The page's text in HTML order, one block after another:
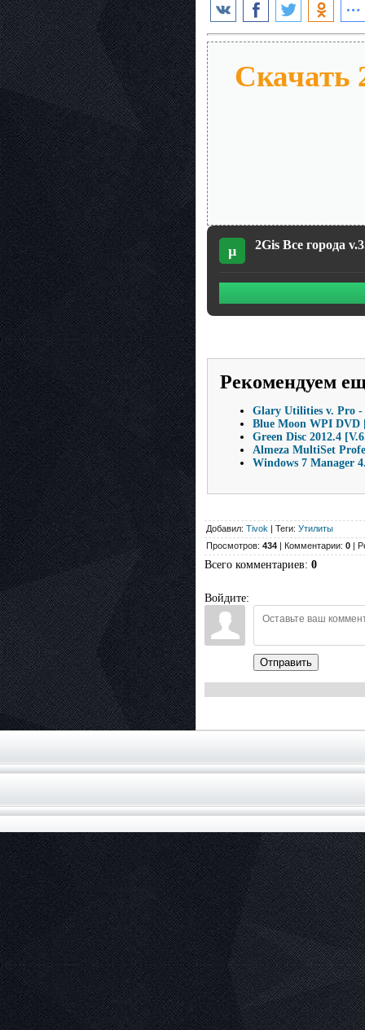
Скачать
µ 2Gis Все города
Рекомендуем
Glary Utilities v. Pro -
Blue Moon WPI DVD
Green Disc 2012.4
Almeza MultiSet
Windows 7 Manager
Добавил: Tivok | Теги: Утилиты
Просмотров: 434 | Комментарии: 0 |
Всего комментариев: 0
Войдите:
Отправить